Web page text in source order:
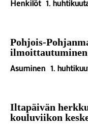
Henkilöt 1.
Pohjois-
ilmoittautuminen
Asuminen 1.
Iltapäivän
kouluviikon